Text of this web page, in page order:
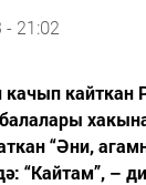
21:02
качып кайткан
“Әни,
“Кайтам”, –